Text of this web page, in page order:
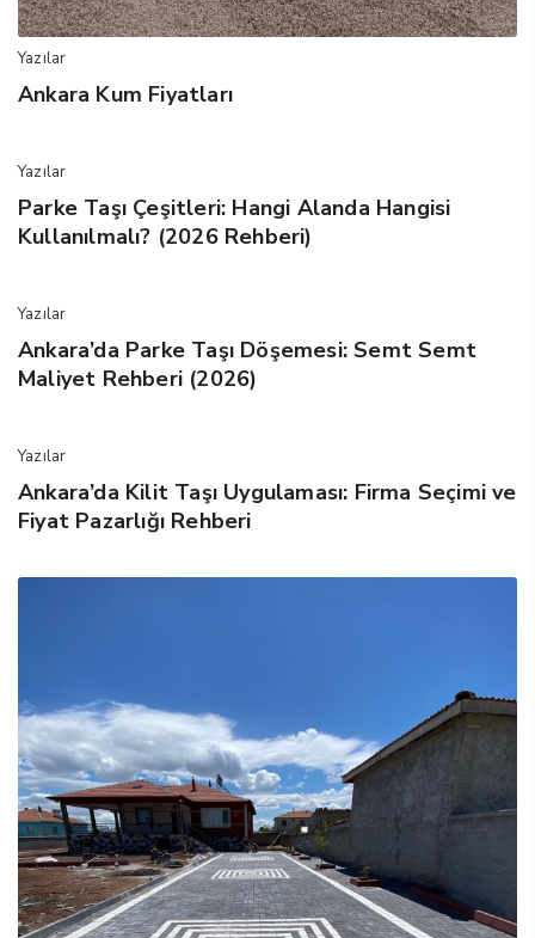
Yazılar
Ankara Kum Fiyatları
Yazılar
Parke Taşı Çeşitleri: Hangi Alanda Hangisi
Kullanılmalı? (2026 Rehberi)
Yazılar
Ankara’da Parke Taşı Döşemesi: Semt Semt
Maliyet Rehberi (2026)
Yazılar
Ankara’da Kilit Taşı Uygulaması: Firma Seçimi ve
Fiyat Pazarlığı Rehberi